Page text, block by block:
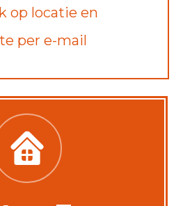
op locatie en
per e-mail